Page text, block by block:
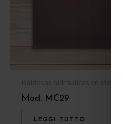
Mod. MC29
LEGGI TUTTO